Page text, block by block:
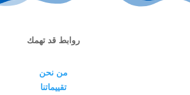
روابط قد تهمك
من نحن
تقييماتنا